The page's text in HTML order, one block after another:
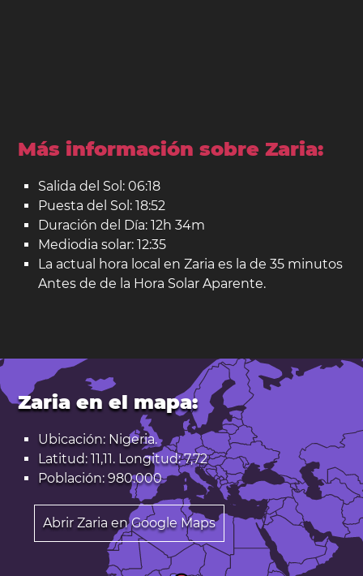
Más información sobre Zaria:
Salida del Sol: 06:18
Puesta del Sol: 18:52
Duración del Día: 12h 34m
Mediodia solar: 12:35
La actual hora local en Zaria es la de 35 minutos
Antes de de la Hora Solar Aparente.
Zaria en el mapa:
Ubicación: Nigeria.
Latitud: 11,11. Longitud: 7,72
Población: 980.000
Abrir Zaria en Google Maps